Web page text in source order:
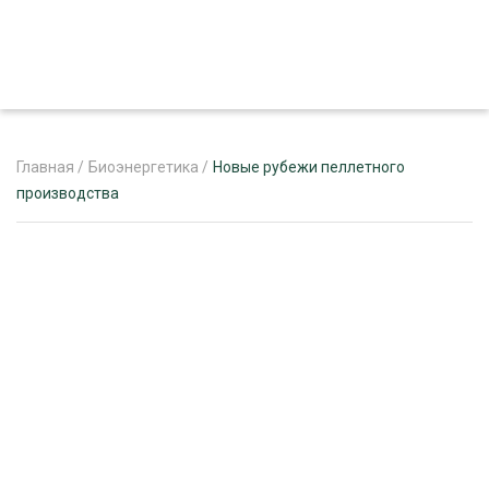
Главная / Биоэнергетика / Новые рубежи пеллетного
производства